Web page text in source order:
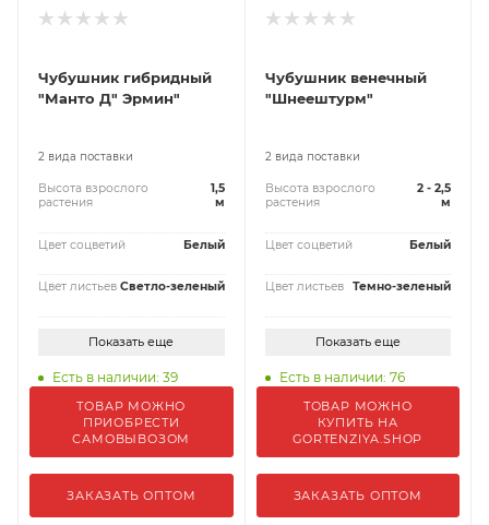
Чубушник гибридный
"Манто Д" Эрмин"
2 вида поставки
Высота взрослого
растения
1,5
м
Цвет соцветий Белый
Цвет листьев Светло-зеленый
Показать еще
Есть в наличии: 39
ТОВАР МОЖНО
ПРИОБРЕСТИ
САМОВЫВОЗОМ
ЗАКАЗАТЬ ОПТОМ
Чубушник венечный
"Шнеештурм"
2 вида поставки
Высота взрослого
растения
2 - 2,5
м
Цвет соцветий Белый
Цвет листьев Темно-зеленый
Показать еще
Есть в наличии: 76
ТОВАР МОЖНО
КУПИТЬ НА
GORTENZIYA.SHOP
ЗАКАЗАТЬ ОПТОМ